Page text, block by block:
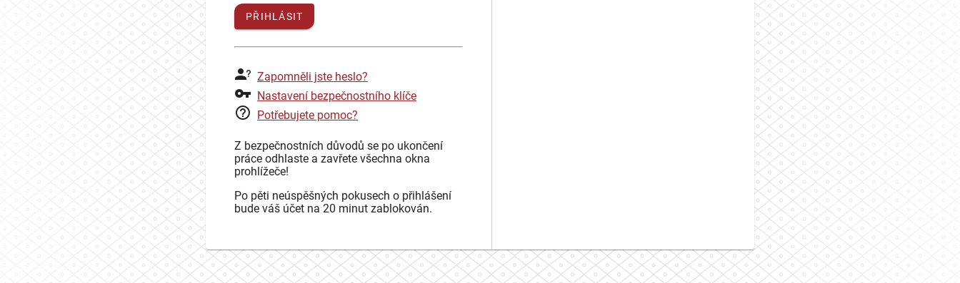
PŘIHLÁSIT
Zapomněli jste heslo?
Nastavení bezpečnostního klíče
Potřebujete pomoc?
Z bezpečnostních důvodů se po ukončení
práce odhlaste a zavřete všechna okna
prohlížeče!
Po pěti neúspěšných pokusech o přihlášení
bude váš účet na 20 minut zablokován.